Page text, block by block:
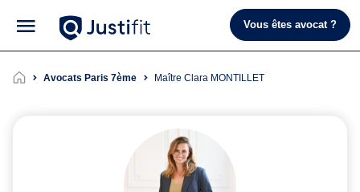
Vous êtes avocat ?
Avocats Paris 7ème Maître Clara MONTILLET